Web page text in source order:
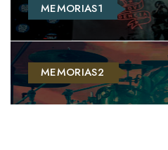
MEMORIAS1
MEMORIAS2